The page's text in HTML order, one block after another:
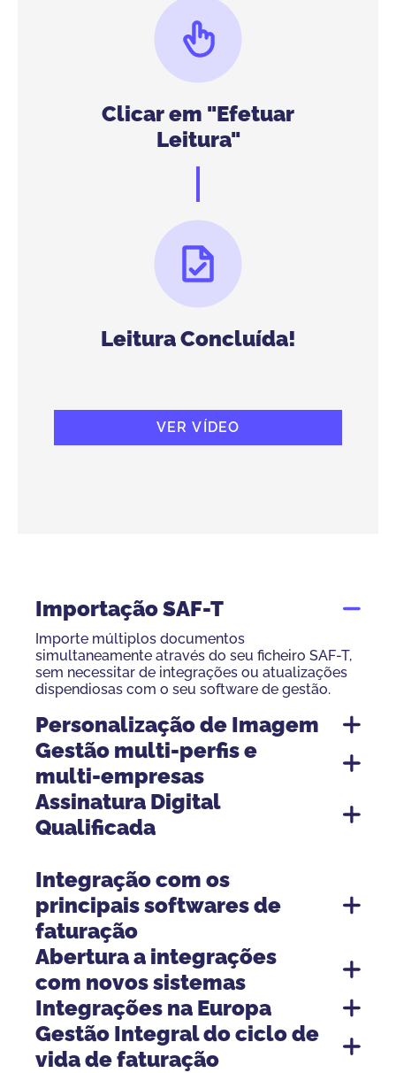
Clicar em "Efetuar
Leitura"
Leitura Concluída!
VER VÍDEO
Importação SAF-T
Importe múltiplos documentos
simultaneamente através do seu ficheiro SAF-T,
sem necessitar de integrações ou atualizações
dispendiosas com o seu software de gestão.
Personalização de Imagem
Gestão multi-perfis e
multi-empresas
Assinatura Digital
Qualificada
Integração com os
principais softwares de
faturação
documentação das
Abertura a integrações
com novos sistemas
Vantagens das integrações de
Integrações na Europa
Gestão Integral do ciclo de
vida de faturação